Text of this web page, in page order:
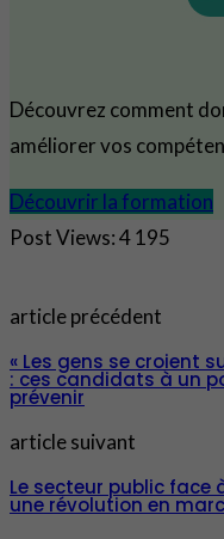
Découvrez comment
améliorer vos
Découvrir la formation
Post Views:4 195
article précédent
« Les gens se croient
: ces candidats à un
prévenir
article suivant
Le secteur public face
une révolution en